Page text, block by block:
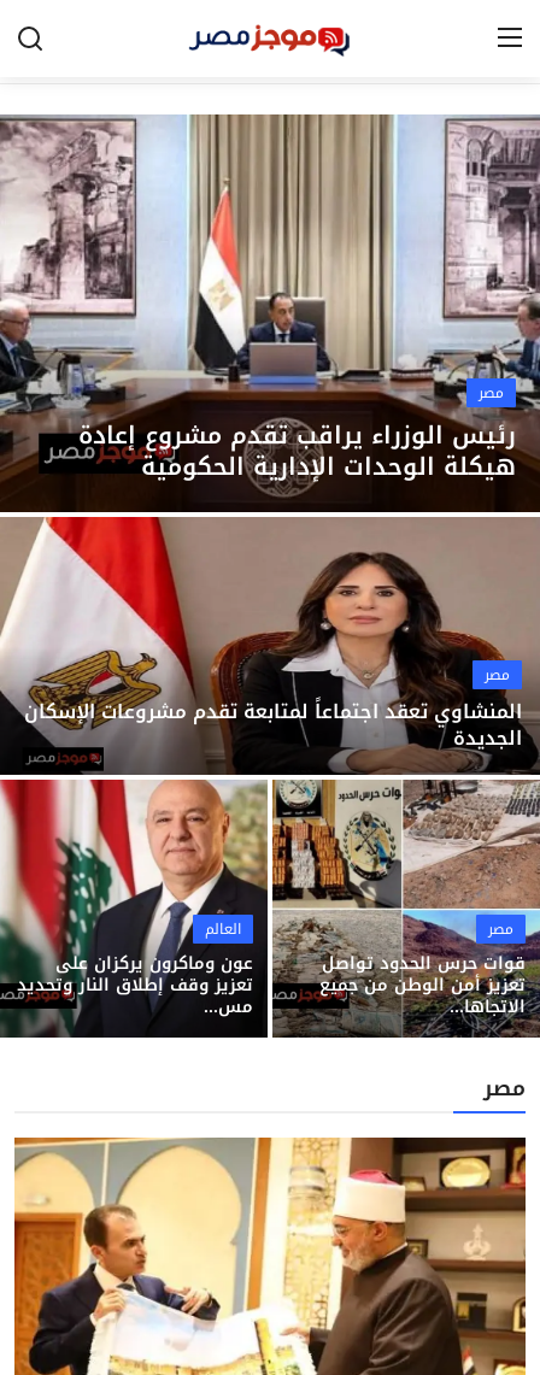
الرئيسية
مصر
الخليج
العالم
الرياضة
اقتصاد
تكنولوجيا
التعليم
منوعات
مصر
رئيس الوزراء يراقب تقدم مشروع إعادة
هيكلة الوحدات الإدارية الحكومية
مصر
المنشاوي تعقد اجتماعاً لمتابعة تقدم مشروعات الإسكان
الجديدة
مصر
قوات حرس الحدود تواصل
تعزيز أمن الوطن من جميع
الاتجاها...
العالم
عون وماكرون يركزان على
تعزيز وقف إطلاق النار وتحديد
مس...
مصر